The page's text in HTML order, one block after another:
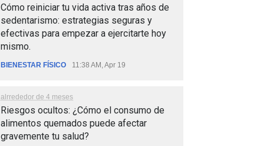
Cómo reiniciar tu vida activa tras años de
sedentarismo: estrategias seguras y
efectivas para empezar a ejercitarte hoy
mismo.
BIENESTAR FÍSICO 11:38 AM, Apr 19
alrrededor de 4 meses
Riesgos ocultos: ¿Cómo el consumo de
alimentos quemados puede afectar
gravemente tu salud?